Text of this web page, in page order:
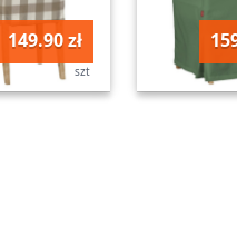
149.90 zł
szt